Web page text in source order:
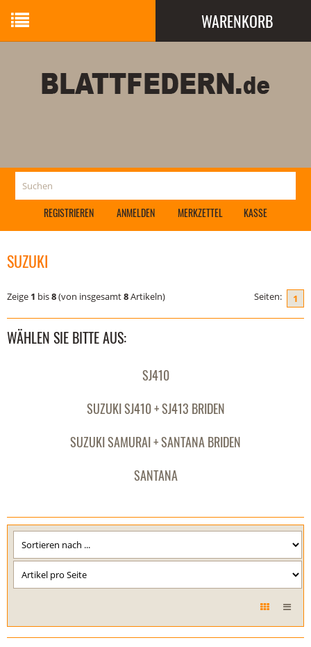
WARENKORB
REGISTRIEREN ANMELDEN MERKZETTEL KASSE
SUZUKI
Zeige 1 bis8(von insgesamt8Artikeln) Seiten: 1
WÄHLEN SIE BITTE AUS:
SJ410
SUZUKI SJ410 + SJ413 BRIDEN
SUZUKI SAMURAI + SANTANA BRIDEN
SANTANA